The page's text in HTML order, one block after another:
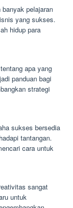
pelajaran
yang sukses.
hidup para
apa yang
panduan bagi
strategi
sukses bersedia
tantangan.
cara untuk
sangat
untuk